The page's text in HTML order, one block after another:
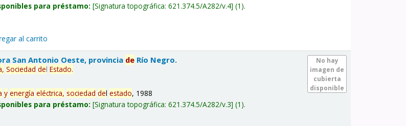
para préstamo: Signatura topográfica:621.374.5/A282/v.4 (1).
al carrito
No hay
imagen de
cubierta
disponible
San Antonio Oeste, provincia de Río Negro.
Sociedad delEstado.
y energía eléctrica, sociedad delestado, 1988
para préstamo: Signatura topográfica:621.374.5/A282/v.3 (1).